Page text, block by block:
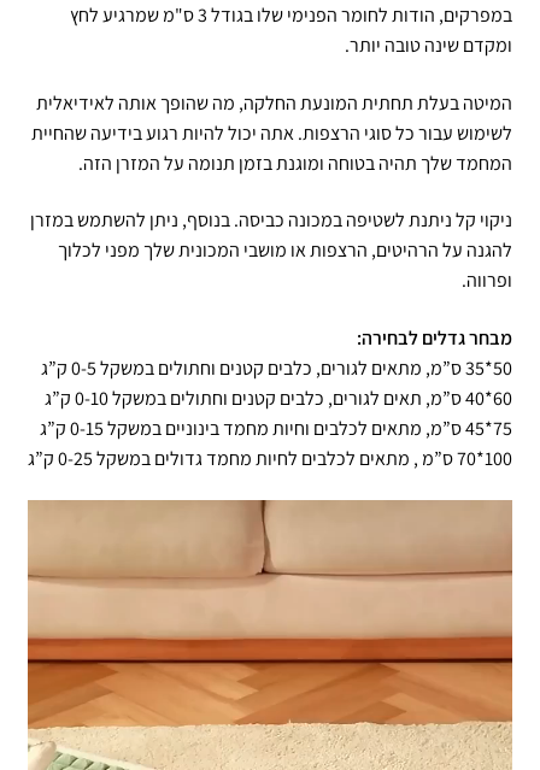
במפרקים, הודות לחומר הפנימי שלו בגודל 3 ס"מ שמרגיע לחץ
ומקדם שינה טובה יותר.
המיטה בעלת תחתית המונעת החלקה, מה שהופך אותה לאידיאלית
לשימוש עבור כל סוגי הרצפות. אתה יכול להיות רגוע בידיעה שהחיית
המחמד שלך תהיה בטוחה ומוגנת בזמן תנומה על המזרן הזה.
ניקוי קל ניתנת לשטיפה במכונה כביסה. בנוסף, ניתן להשתמש במזרן
להגנה על הרהיטים, הרצפות או מושבי המכונית שלך מפני לכלוך
ופרווה.
מבחר גדלים לבחירה:
50*35 ס”מ, מתאים לגורים, כלבים קטנים וחתולים במשקל 0-5 ק”ג
60*40 ס”מ, תאים לגורים, כלבים קטנים וחתולים במשקל 0-10 ק”ג
75*45 ס”מ, מתאים לכלבים וחיות מחמד בינוניים במשקל 0-15 ק”ג
100*70 ס”מ , מתאים לכלבים לחיות מחמד גדולים במשקל 0-25 ק”ג